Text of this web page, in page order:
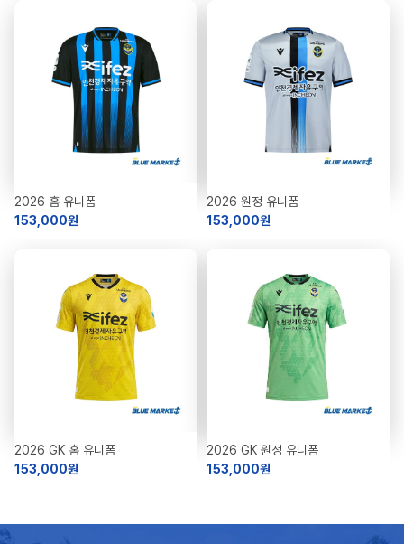
2026 홈 유니폼
153,000원
2026 원정 유니폼
153,000원
2026 GK 홈 유니폼
153,000원
2026 GK 원정 유니폼
153,000원